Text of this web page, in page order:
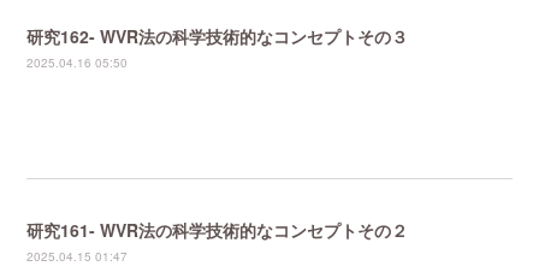
研究162- WVR法の科学技術的なコンセプトその３
2025.04.16 05:50
研究161- WVR法の科学技術的なコンセプトその２
2025.04.15 01:47